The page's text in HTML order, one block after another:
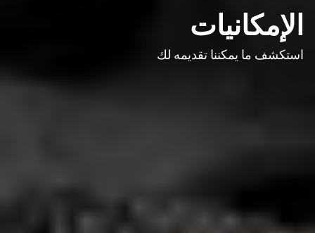
الإمكانيات
استكشف ما يمكننا تقديمه لك